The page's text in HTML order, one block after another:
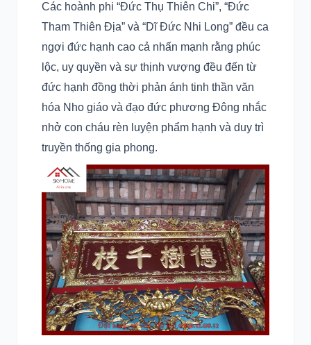
Các hoành phi “Đức Thụ Thiên Chi”, “Đức
Tham Thiên Địa” và “Dĩ Đức Nhi Long” đều ca
ngợi đức hạnh cao cả nhấn mạnh rằng phúc
lộc, uy quyền và sự thịnh vượng đều đến từ
đức hạnh đồng thời phản ánh tinh thần văn
hóa Nho giáo và đạo đức phương Đông nhắc
nhở con cháu rèn luyện phẩm hạnh và duy trì
truyền thống gia phong.